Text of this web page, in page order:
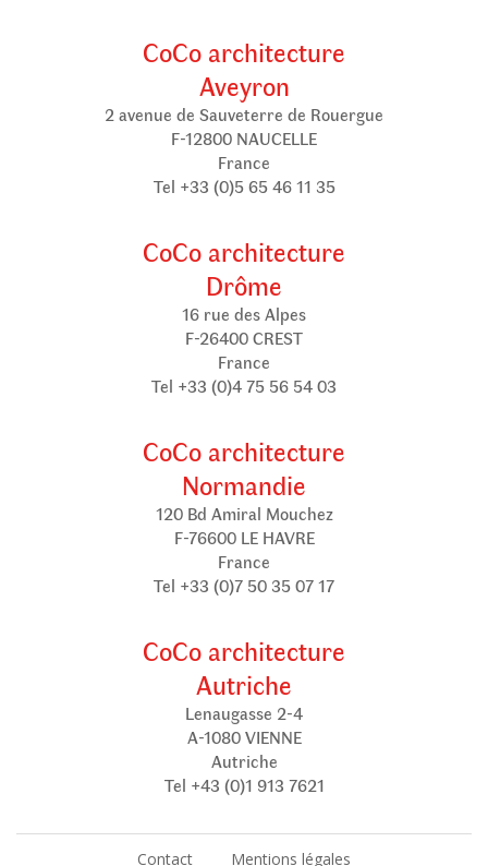
CoCo architecture
Aveyron
2 avenue de Sauveterre de Rouergue
F-12800 NAUCELLE
France
Tel +33 (0)5 65 46 11 35
CoCo architecture
Drôme
16 rue des Alpes
F-26400 CREST
France
Tel +33 (0)4 75 56 54 03
CoCo architecture
Normandie
120 Bd Amiral Mouchez
F-76600 LE HAVRE
France
Tel +33 (0)7 50 35 07 17
CoCo architecture
Autriche
Lenaugasse 2-4
A-1080 VIENNE
Autriche
Tel +43 (0)1 913 7621
Contact Mentions légales